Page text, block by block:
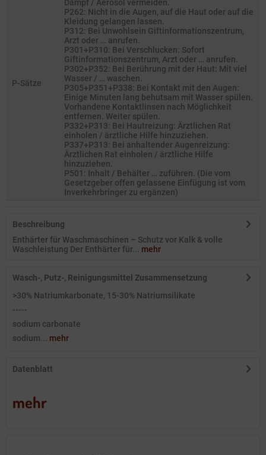
P-Sätze
Dampf / Aerosol vermeiden.
P262: Nicht in die Augen, auf die Haut oder auf die
Kleidung gelangen lassen.
P312: Bei Unwohlsein Giftinformationszentrum,
Arzt oder … anrufen.
P301+P310: Bei Verschlucken: Sofort
Giftinformationszentrum, Arzt oder … anrufen.
P302+P352: Bei Berührung mit der Haut: Mit viel
Wasser / … waschen.
P305+P351+P338: Bei Kontakt mit den Augen:
Einige Minuten lang behutsam mit Wasser spülen.
Vorhandene Kontaktlinsen nach Möglichkeit
entfernen. Weiter spülen.
P332+P313: Bei Hautreizung: Ärztlichen Rat
einholen / ärztliche Hilfe hinzuziehen.
P337+P313: Bei anhaltender Augenreizung:
Ärztlichen Rat einholen / ärztliche Hilfe
hinzuziehen.
P501: Inhalt / Behälter … zuführen. (Die vom
Gesetzgeber offen gelassene Einfügung ist vom
Inverkehrbringer zu ergänzen)
Beschreibung
Enthärter für Waschmaschinen – Schutz vor Kalk & volle
Waschleistung Der Enthärter für... mehr
Wasch-, Putz-, Reinigungsmittel Zusammensetzung
>30% Natriumkarbonate, 15-30% Natriumsilikate
-----
sodium carbonate
sodium... mehr
Datenblatt
mehr